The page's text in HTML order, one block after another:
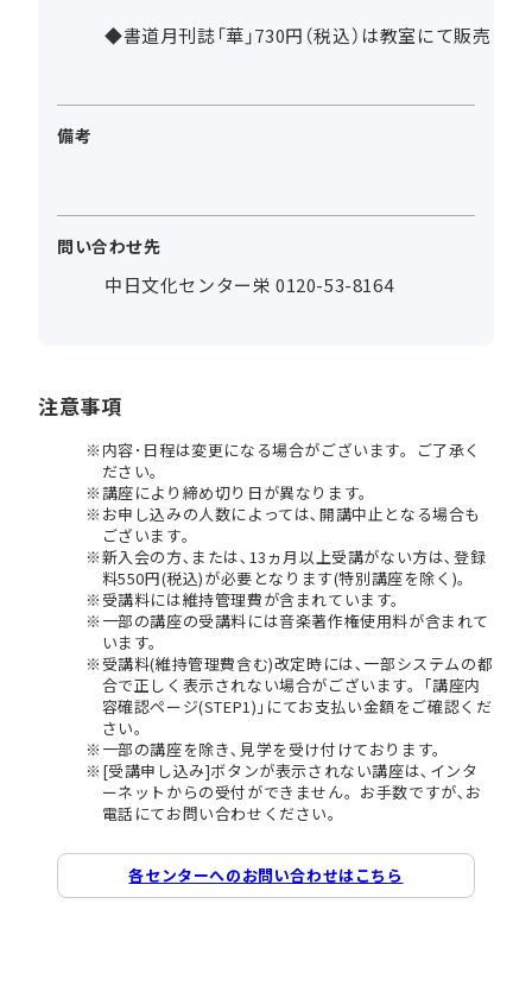
◆書道月刊誌「華」730円（税込）は教室にて販売
備考
問い合わせ先
中日文化センター栄 0120-53-8164
注意事項
内容･日程は変更になる場合がございます。ご了承く
ださい。
講座により締め切り日が異なります。
お申し込みの人数によっては､開講中止となる場合も
ございます。
新入会の方､または､13ヵ月以上受講がない方は､登録
料550円(税込)が必要となります(特別講座を除く)。
受講料には維持管理費が含まれています。
一部の講座の受講料には音楽著作権使用料が含まれて
います。
受講料(維持管理費含む)改定時には､一部システムの都
合で正しく表示されない場合がございます。｢講座内
容確認ページ(STEP1)｣にてお支払い金額をご確認くだ
さい。
一部の講座を除き､見学を受け付けております。
[受講申し込み]ボタンが表示されない講座は､インタ
ーネットからの受付ができません。お手数ですが､お
電話にてお問い合わせください。
各センターへのお問い合わせはこちら